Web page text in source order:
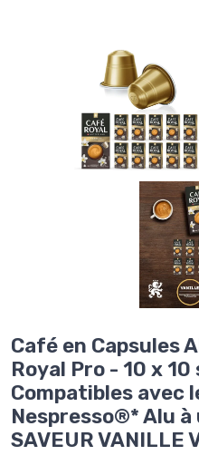
Café en Capsules
Royal Pro - 10 x
Compatibles avec
Nespresso®* Alu
SAVEUR VANILLE